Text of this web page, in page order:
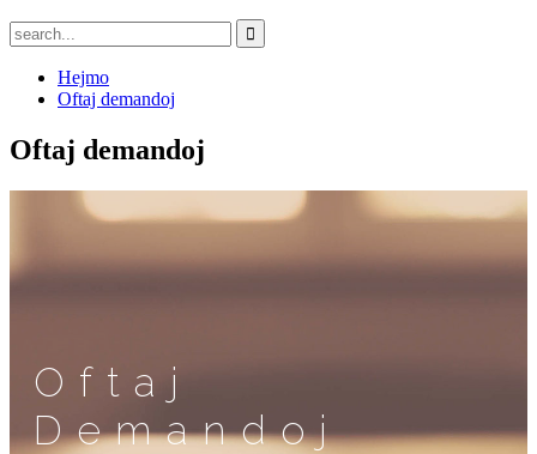
Hejmo
Oftaj demandoj
Oftaj demandoj
Oftaj
Demandoj